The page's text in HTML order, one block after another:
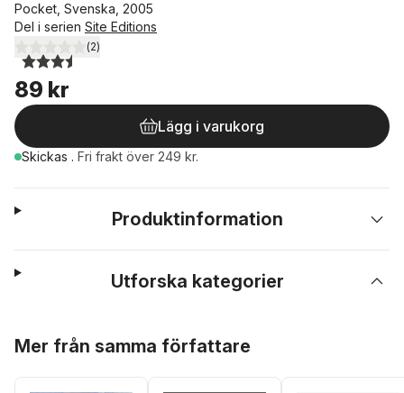
Pocket, Svenska, 2005
Del i serien Site Editions
3,5utav 5 stjärnor. Totalt antal röster:
(2)
89 kr
Lägg i varukorg
Skickas . Fri frakt över 249 kr.
Produktinformation
Utforska kategorier
Mer från samma författare